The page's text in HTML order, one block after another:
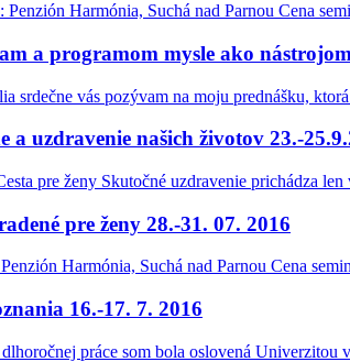
Harmónia, Suchá nad Parnou Cena
a programom mysle ako
srdečne vás pozývam na moju prednášku,
a uzdravenie našich životov 23.-
pre ženy Skutočné uzdravenie prichádza
pre ženy 28.-31. 07. 2016
Harmónia, Suchá nad Parnou Cena
16.-17. 7. 2016
práce som bola oslovená Univerzitou